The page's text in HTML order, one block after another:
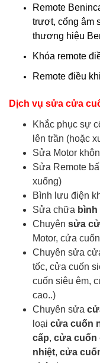
Remote
trượt, cổng âm
thương hiệu
Khóa remote
Remote điều
Dịch vụ sửa cửa
Khắc phục sự
lên trần (hoặc
Sửa Motor
Sửa Remote
xuống)
Bình lưu điện
Sửa chữa
Chuyên sửa
Motor, cửa
Chuyên sửa
tốc, cửa cuốn
cuốn siêu êm,
cao..)
Chuyên sửa
loại cửa cuốn
cấp, cửa cuốn
nhiệt, cửa